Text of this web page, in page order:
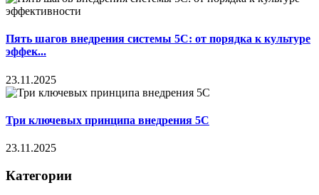
Пять шагов внедрения системы 5С: от порядка к культуре
эффек...
23.11.2025
Три ключевых принципа внедрения 5С
23.11.2025
Категории